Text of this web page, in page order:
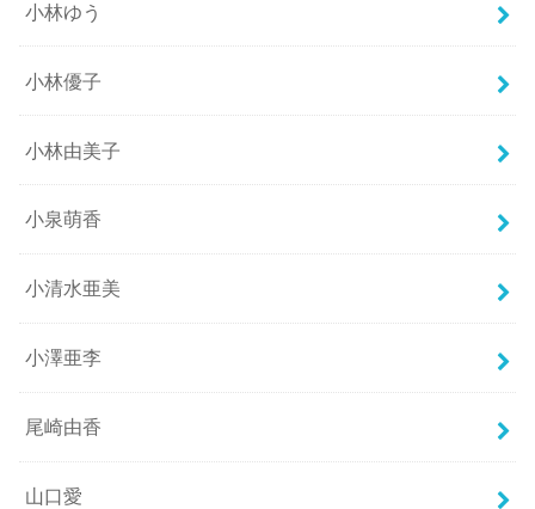
小林ゆう
小林優子
小林由美子
小泉萌香
小清水亜美
小澤亜李
尾崎由香
山口愛